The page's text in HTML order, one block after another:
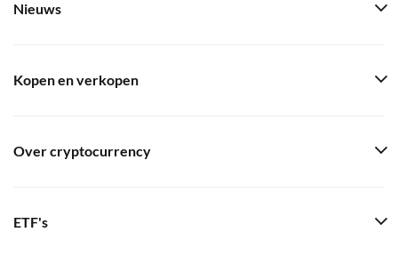
Nieuws
Kopen en verkopen
Over cryptocurrency
ETF's